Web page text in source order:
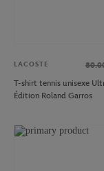
LACOSTE
T-shirt tennis unisexe
Édition Roland Garros